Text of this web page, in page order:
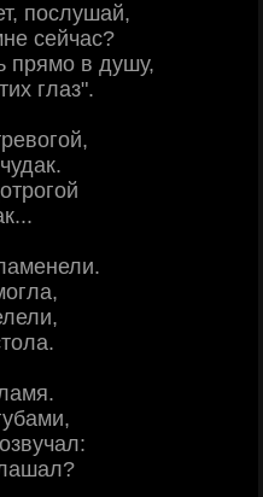
послушай,
сейчас?
прямо в душу,
глаз".